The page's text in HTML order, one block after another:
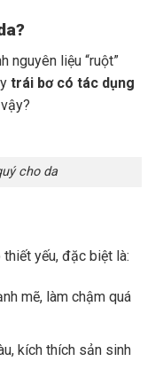
nguyên liệu “ruột”
trái bơ có tác dụng
cho da
yếu, đặc biệt là:
mẽ, làm chậm quá
kích thích sản sinh